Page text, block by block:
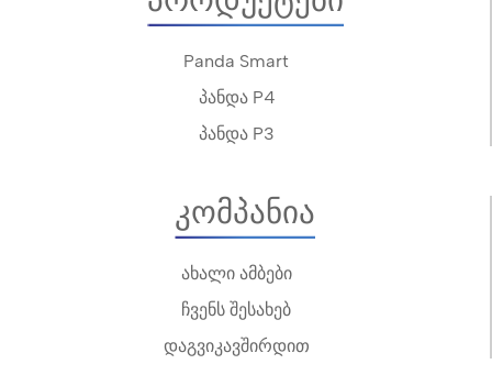
Panda Smart
პანდა P4
პანდა P3
Კომპანია
ახალი ამბები
ჩვენს შესახებ
დაგვიკავშირდით